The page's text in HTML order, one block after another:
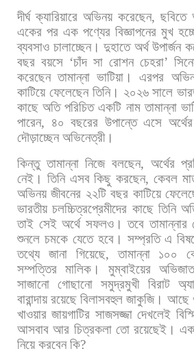
দীর্ঘ ক্যারিয়ারে অভিনয় করেছেন, ছবিতে
একের পর এক পণ্যের বিজ্ঞাপনের মুখ
ব্যবসাও চালাচ্ছেন। দুহাতে অর্থ উপার্জন
বছর বয়সে ‘চাঁদ সা রোশন চেহরা’
করেছেন তামান্না ভাটিয়া। এরপর
কাটিয়ে ফেলেছেন তিনি। ২০২৬ সালে
কাছে অতি পরিচিত একটি নাম তামান্না
পারেন, ৪০ বছরের উপান্তে এসে অর্থের
দৌড়াচ্ছেন অভিনেত্রী।
কিন্তু তামান্না নিজে বলছেন, অর্থের
নেই। তিনি এসব কিছু করছেন, কেবল
অভিনয় জীবনের ২২টি বছর কাটিয়ে
ভারতীয় চলচ্চিত্রপ্রেমীদের কাছে তিনি
তাই সেই অর্থে সফলও। তবে তামান্নার
শুনলে চমকে যেতে হবে। সম্প্রতি এ
তথ্যে
জানা গিয়েছে,তামান্না ১০০
সম্পত্তির মালিক। মুম্বাইয়ের অভিজাত
সাজানো গোছানো সমুদ্রমুখী বিরাট
বারান্দায় রয়েছে বিলাসবহুল জাকুজি। আছে
খাওয়ার জায়গাটির সাজসজ্জা দেখলেই
আসবাব আর চিত্রকলা তো রয়েছেই।
নিয়ে করবেন কি?